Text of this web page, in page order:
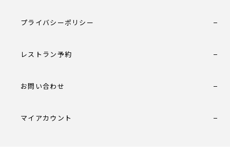
プライバシーポリシー
レストラン予約
お問い合わせ
マイアカウント